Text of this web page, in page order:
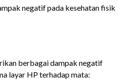
negatif pada kesehatan fisik
berbagai dampak negatif
layar HP terhadap mata: